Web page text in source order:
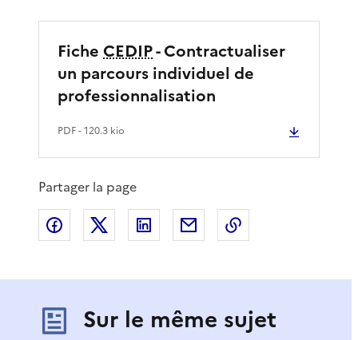
Fiche CEDIP- Contractualiser
un parcours individuel de
professionnalisation
PDF- 120.3 kio
Partager la page
Partager sur Facebook
Partager sur XPartager sur LinkedIn
Partager par email
Sur le même sujet